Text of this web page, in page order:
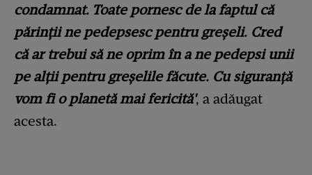
condamnat. Toate pornesc de la faptul că
părinții ne pedepsesc pentru greșeli. Cred
că ar trebui să ne oprim în a ne pedepsi unii
pe alții pentru greșelile făcute. Cu siguranță
vom fi o planetă mai fericită', a adăugat
acesta.